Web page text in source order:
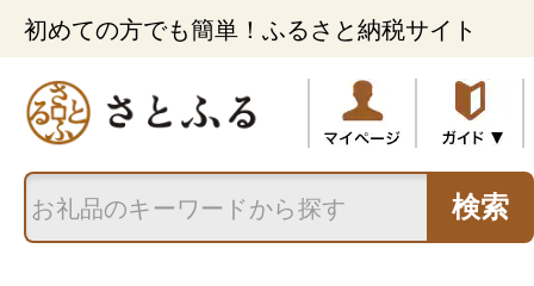
初めての方でも簡単！ふるさと納税サイト
検索